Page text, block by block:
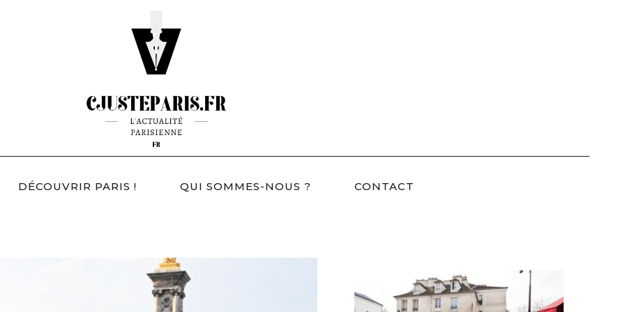
DÉCOUVRIR PARIS ! QUI SOMMES-NOUS ? CONTACT